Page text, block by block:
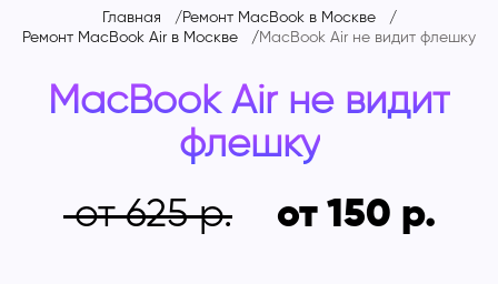
Главная
Ремонт MacBook в Москве
Ремонт MacBook Air в Москве
MacBook Air не видит флешку
MacBook Air не видит
флешку
от 625
от 150